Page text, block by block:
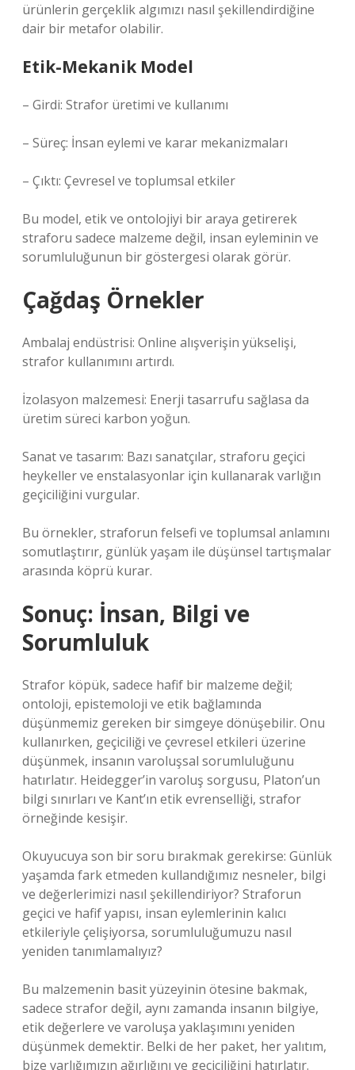
ürünlerin gerçeklik algımızı nasıl şekillendirdiğine
dair bir metafor olabilir.
Etik-Mekanik Model
– Girdi: Strafor üretimi ve kullanımı
– Süreç: İnsan eylemi ve karar mekanizmaları
– Çıktı: Çevresel ve toplumsal etkiler
Bu model, etik ve ontolojiyi bir araya getirerek
straforu sadece malzeme değil, insan eyleminin ve
sorumluluğunun bir göstergesi olarak görür.
Çağdaş Örnekler
Ambalaj endüstrisi: Online alışverişin yükselişi,
strafor kullanımını artırdı.
İzolasyon malzemesi: Enerji tasarrufu sağlasa da
üretim süreci karbon yoğun.
Sanat ve tasarım: Bazı sanatçılar, straforu geçici
heykeller ve enstalasyonlar için kullanarak varlığın
geçiciliğini vurgular.
Bu örnekler, straforun felsefi ve toplumsal anlamını
somutlaştırır, günlük yaşam ile düşünsel tartışmalar
arasında köprü kurar.
Sonuç: İnsan, Bilgi ve
Sorumluluk
Strafor köpük, sadece hafif bir malzeme değil;
ontoloji, epistemoloji ve etik bağlamında
düşünmemiz gereken bir simgeye dönüşebilir. Onu
kullanırken, geçiciliği ve çevresel etkileri üzerine
düşünmek, insanın varoluşsal sorumluluğunu
hatırlatır. Heidegger’in varoluş sorgusu, Platon’un
bilgi sınırları ve Kant’ın etik evrenselliği, strafor
örneğinde kesişir.
Okuyucuya son bir soru bırakmak gerekirse: Günlük
yaşamda fark etmeden kullandığımız nesneler, bilgi
ve değerlerimizi nasıl şekillendiriyor? Straforun
geçici ve hafif yapısı, insan eylemlerinin kalıcı
etkileriyle çelişiyorsa, sorumluluğumuzu nasıl
yeniden tanımlamalıyız?
Bu malzemenin basit yüzeyinin ötesine bakmak,
sadece strafor değil, aynı zamanda insanın bilgiye,
etik değerlere ve varoluşa yaklaşımını yeniden
düşünmek demektir. Belki de her paket, her yalıtım,
bize varlığımızın ağırlığını ve geçiciliğini hatırlatır.